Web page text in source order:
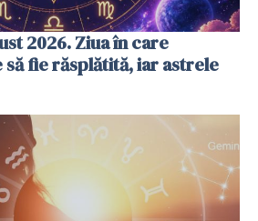
2026. Ziua în care
fie răsplătită, iar astrele